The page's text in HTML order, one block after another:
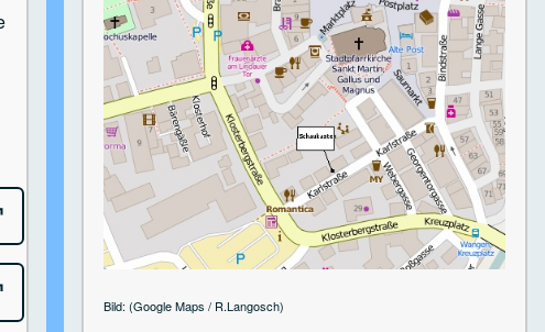
or Open tab vvja-pane-61468325-1-pane
or Open tab vvja-pane-61468325-2-pane
Bild: (Google Maps / R.Langosch)